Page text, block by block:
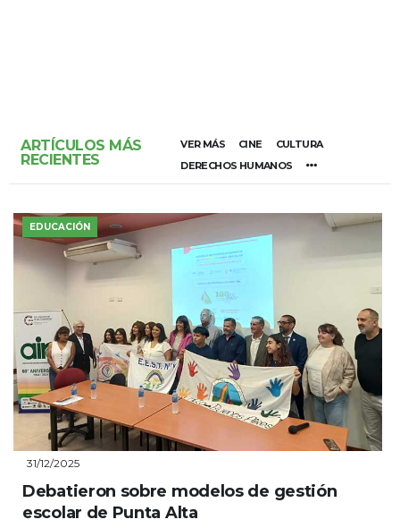
ARTÍCULOS MÁS
RECIENTES
VER MÁS CINE
CULTURA
DERECHOS HUMANOS
EDUCACIÓN
31/12/2025
Debatieron sobre modelos de gestión
escolar de Punta Alta